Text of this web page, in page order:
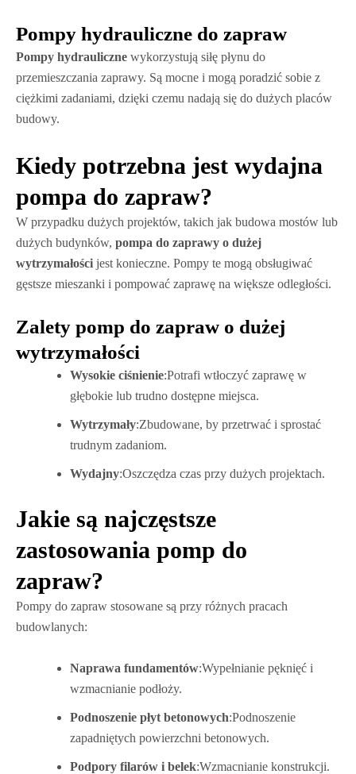
Pompy hydrauliczne do zapraw
Pompy hydrauliczne wykorzystują siłę płynu do
przemieszczania zaprawy. Są mocne i mogą poradzić sobie z
ciężkimi zadaniami, dzięki czemu nadają się do dużych placów
budowy.
Kiedy potrzebna jest wydajna
pompa do zapraw?
W przypadku dużych projektów, takich jak budowa mostów lub
dużych budynków, pompa do zaprawy o dużej
wytrzymałości jest konieczne. Pompy te mogą obsługiwać
gęstsze mieszanki i pompować zaprawę na większe odległości.
Zalety pomp do zapraw o dużej
wytrzymałości
Wysokie ciśnienie:Potrafi wtłoczyć zaprawę w
głębokie lub trudno dostępne miejsca.
Wytrzymały:Zbudowane, by przetrwać i sprostać
trudnym zadaniom.
Wydajny:Oszczędza czas przy dużych projektach.
Jakie są najczęstsze
zastosowania pomp do
zapraw?
Pompy do zapraw stosowane są przy różnych pracach
budowlanych:
Naprawa fundamentów:Wypełnianie pęknięć i
wzmacnianie podłoży.
Podnoszenie płyt betonowych:Podnoszenie
zapadniętych powierzchni betonowych.
Podpory filarów i belek:Wzmacnianie konstrukcji.